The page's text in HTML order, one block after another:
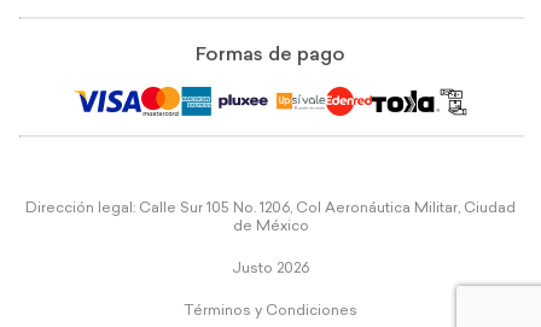
Formas de pago
Dirección legal: Calle Sur 105 No. 1206, Col Aeronáutica Militar, Ciudad
de México
Justo 2026
Términos y Condiciones